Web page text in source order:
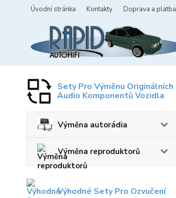
Úvodní stránka Kontakty Doprava a platba
Sety Pro Výměnu Originálních
Audio Komponentů Vozidla
Výměna autorádia
Výměna reproduktorů
Výhodné Sety Pro Ozvučení